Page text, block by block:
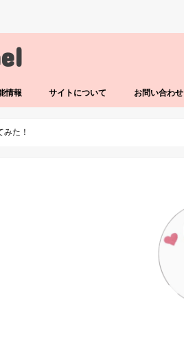
情報 サイトについて お問い合わせ
た！